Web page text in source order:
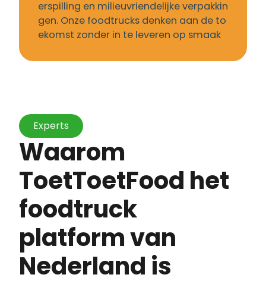
erspilling en milieuvriendelijke verpakkin
gen. Onze foodtrucks denken aan de to
ekomst zonder in te leveren op smaak
Experts
Waarom
ToetToetFood het
foodtruck
platform van
Nederland is